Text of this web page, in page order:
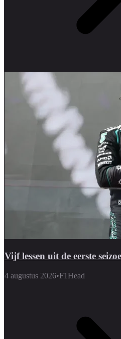
Vijf lessen uit de eerste
4 augustus 2026•F1Head